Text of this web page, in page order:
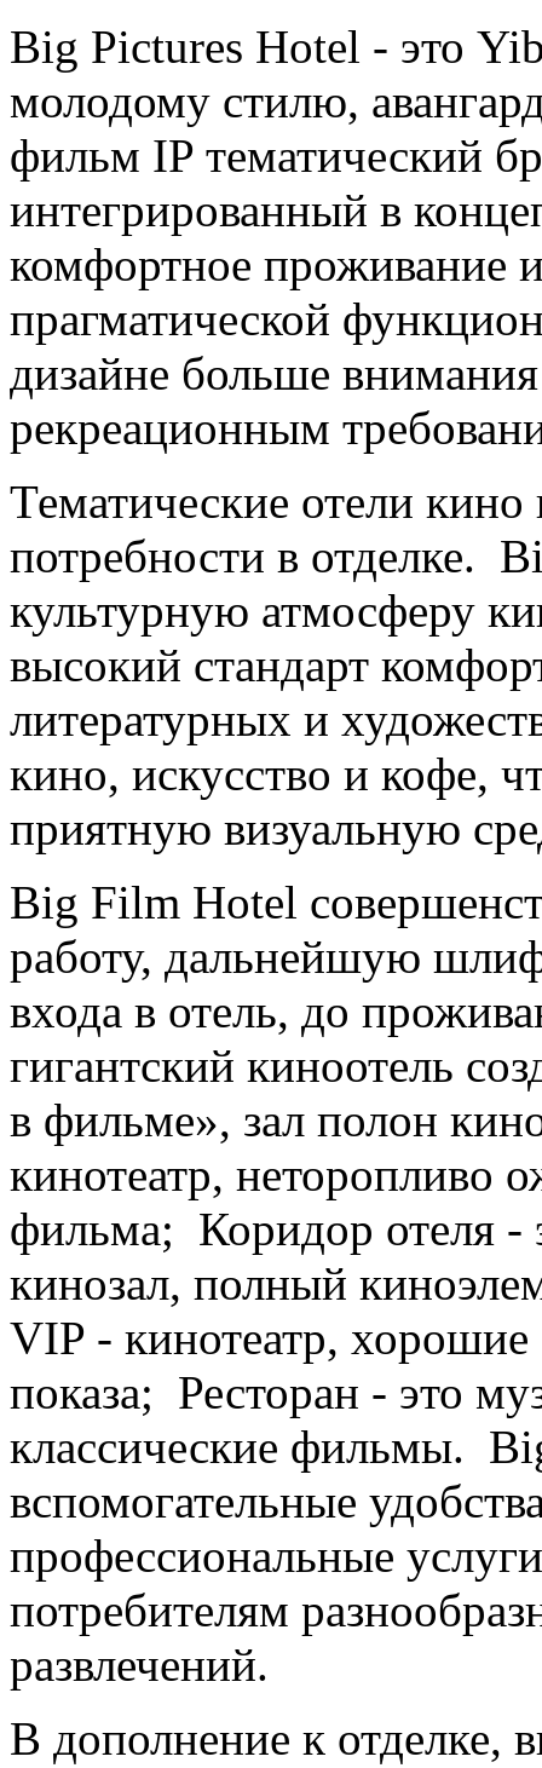
Big Pictures Hotel - это
молодому стилю,
фильм IP тематический
интегрированный в
комфортное проживание
прагматической
дизайне больше
рекреационным
Тематические отели
потребности в отделке.
культурную атмосферу
высокий стандарт
литературных и
кино, искусство и кофе,
приятную визуальную
Big Film Hotel
работу, дальнейшую
входа в отель, до
гигантский киноотель
в фильме», зал полон
кинотеатр, неторопливо
фильма; Коридор отеля -
кинозал, полный
VIP - кинотеатр,
показа; Ресторан - это
классические фильмы.
вспомогательные
профессиональные
потребителям
развлечений.
В дополнение к отделке,